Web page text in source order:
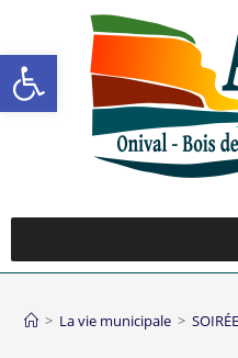
Ouvrir la
> La vie municipale >